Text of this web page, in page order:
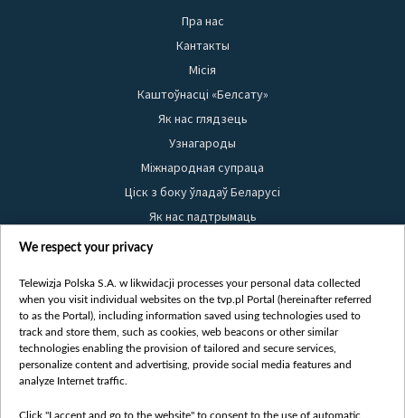
Пра нас
Кантакты
Місія
Каштоўнасці «Белсату»
Як нас глядзець
Узнагароды
Міжнародная супраца
Ціск з боку ўладаў Беларусі
Як нас падтрымаць
Правілы выкарыстання матэрыялаў
Бяспека
Youtube
Белсат news
Белсат Shorts
We respect your privacy
Telewizja Polska S.A. w likwidacji processes your personal data collected
when you visit individual websites on the tvp.pl Portal (hereinafter referred
to as the Portal), including information saved using technologies used to
track and store them, such as cookies, web beacons or other similar
technologies enabling the provision of tailored and secure services,
personalize content and advertising, provide social media features and
analyze Internet traffic.
Click "I accept and go to the website" to consent to the use of automatic